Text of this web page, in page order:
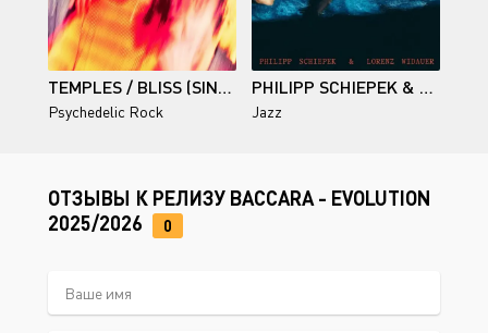
TEMPLES / BLISS (SINGLES)
Psychedelic Rock
PHILIPP SCHIEPEK & LORENZ WIDAUER / BANGERS & BALLADS
Jazz
ОТЗЫВЫ К РЕЛИЗУ BACCARA - EVOLUTION
2025/2026
0